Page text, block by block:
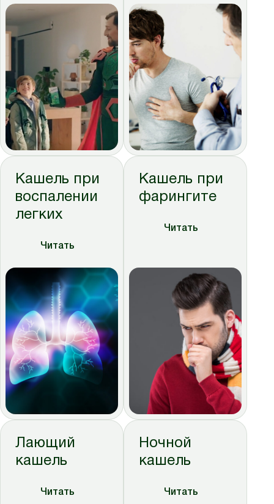
Кашель при
воспалении
легких
Читать
Кашель при
фарингите
Читать
Лающий
кашель
Читать
Ночной
кашель
Читать